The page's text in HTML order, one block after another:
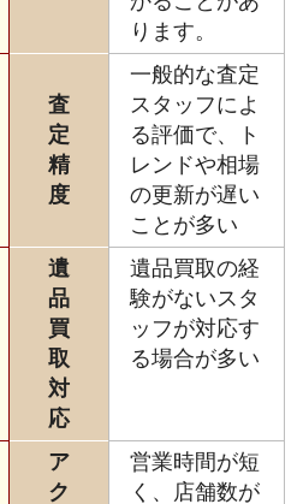
ります。
査
定
精
度
一般的な査定
スタッフによ
る評価で、ト
レンドや相場
の更新が遅い
ことが多い
遺
品
買
取
対
応
遺品買取の経
験がないスタ
ッフが対応す
る場合が多い
ア
ク
営業時間が短
く、店舗数が